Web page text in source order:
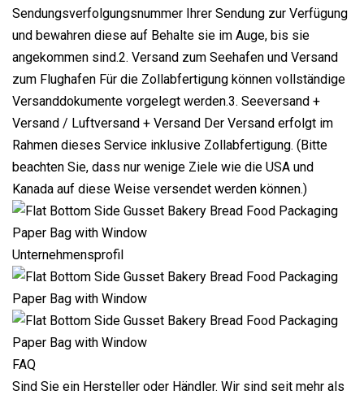
Sendungsverfolgungsnummer Ihrer Sendung zur Verfügung
und bewahren diese auf Behalte sie im Auge, bis sie
angekommen sind.2. Versand zum Seehafen und Versand
zum Flughafen Für die Zollabfertigung können vollständige
Versanddokumente vorgelegt werden.3. Seeversand +
Versand / Luftversand + Versand Der Versand erfolgt im
Rahmen dieses Service inklusive Zollabfertigung. (Bitte
beachten Sie, dass nur wenige Ziele wie die USA und
Kanada auf diese Weise versendet werden können.)
Unternehmensprofil
FAQ
Sind Sie ein Hersteller oder Händler. Wir sind seit mehr als